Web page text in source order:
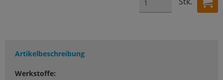
Artikelbeschreibung
Werkstoffe: